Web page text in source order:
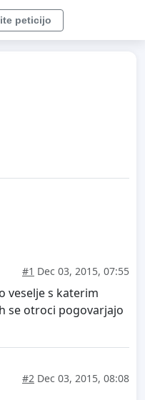
peticijo
#1 Dec 03, 2015, 07:55
veselje s katerim
se otroci pogovarjajo
#2 Dec 03, 2015, 08:08